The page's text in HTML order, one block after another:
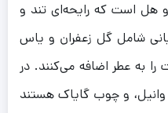
و هل است که رایحه‌ای تند و
شامل گل زعفران و یاس
به عطر اضافه می‌کنند. در
وانیل، و چوب گایاک هستند